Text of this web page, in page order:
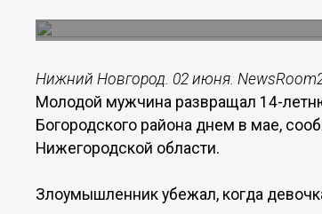
Нижний Новгород. 02 июня.
Молодой мужчина развращал 14-
Богородского района днем в мае,
Нижегородской области.
Злоумышленник убежал, когда